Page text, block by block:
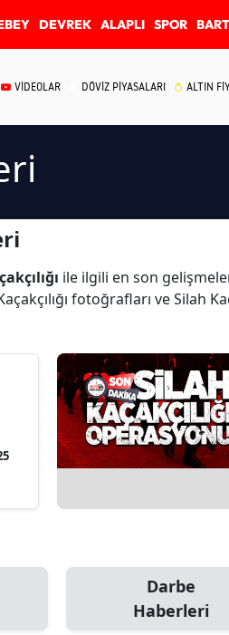
DEVREK ALAPLI SPOR
VİDEOLAR DÖVİZ PİYASALARI ALTIN
ile ilgili en son
fotoğrafları ve Silah
Darbe
Haberleri